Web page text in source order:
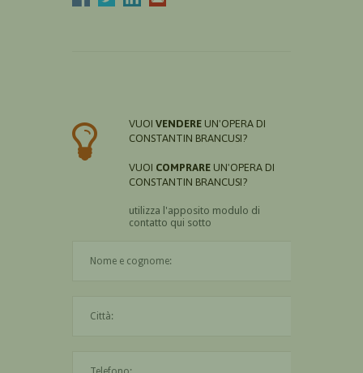
VUOI VENDERE UN'OPERA DI
CONSTANTIN BRANCUSI?
VUOI COMPRARE UN'OPERA DI
CONSTANTIN BRANCUSI?
utilizza l'apposito modulo di
contatto qui sotto